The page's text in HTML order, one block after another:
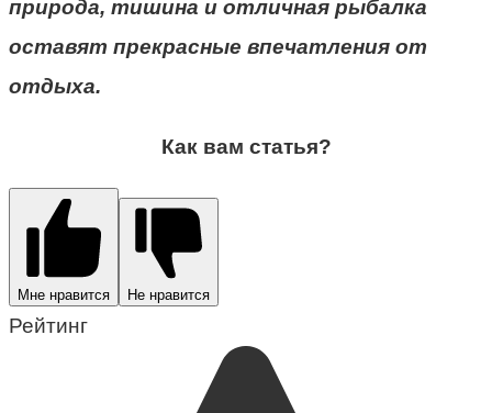
природа, тишина и отличная рыбалка
оставят прекрасные впечатления от
отдыха.
Как вам статья?
Мне нравится Не нравится
Рейтинг